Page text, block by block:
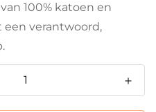
100% katoen en
verantwoord,